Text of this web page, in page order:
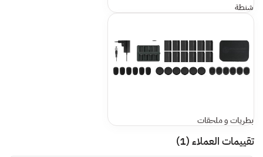
شنطة
بطريات و ملحقات
تقييمات العملاء(1)